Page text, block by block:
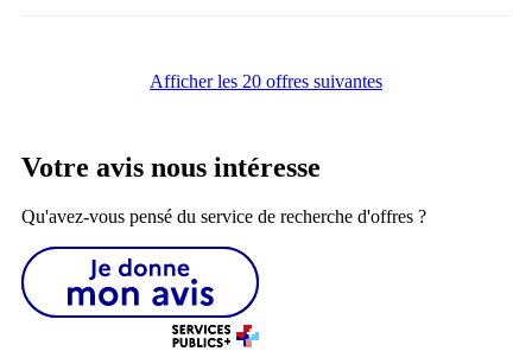
Afficher les 20 offres suivantes
Votre avis nous intéresse
Qu'avez-vous pensé du service de recherche d'offres ?